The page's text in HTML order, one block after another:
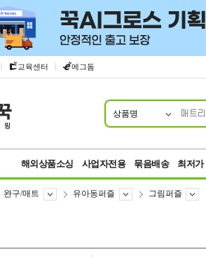
| 교육센터 | 에그돔
상품명
해외상품소싱 사업자전용 묶음배송 최저가
완구/매트 유아동퍼즐 그림퍼즐